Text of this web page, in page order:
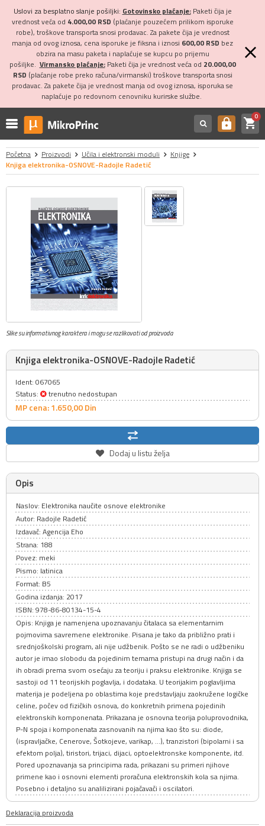
Uslovi za besplatno slanje pošiljki: Gotovinsko plaćanje:Paketi čija je
vrednost veća od 4.000,00 RSD (plaćanje pouzećem prilikom isporuke
robe), troškove transporta snosi prodavac. Za pakete čija je vrednost
manja od ovog iznosa, cena isporuke je fiksna i iznosi 600,00 RSD bez
obzira na masu paketa i naplaćuje se kupcu po prijemu
pošiljke. Virmansko plaćanje:Paketi čija je vrednost veća od 20.000,00
RSD (plaćanje robe preko računa/virmanski) troškove transporta snosi
prodavac. Za pakete čija je vrednost manja od ovog iznosa, isporuka se
naplaćuje po redovnom cenovniku kurirske službe.
https shopping_cart0
Početna Proizvodi Učila i elektronski moduli
Knjige
Knjiga elektronika-OSNOVE-Radojle Radetić
Slike su informativnog karaktera i mogu se razlikovati od proizvoda
Knjiga elektronika-OSNOVE-Radojle Radetić
Ident: 067065
Status:
trenutno nedostupan
MP cena: 1.650,00Din
Dodaj u listu želja
Opis
Naslov: Elektronika naučite osnove elektronike
Autor: Radojle Radetić
Izdavač: Agencija Eho
Strana: 188
Povez: meki
Pismo: latinica
Format: B5
Godina izdanja: 2017
ISBN: 978-86-80134-15-4
Opis: Knjiga je namenjena upoznavanju čitalaca sa elementarnim
pojmovima savremene elektronike. Pisana je tako da približno prati i
srednjoškolski program, ali nije udžbenik. Pošto se ne radi o udžbeniku
autor je imao slobodu da pojedinim temama pristupi na drugi način i da
ih obradi prema svom osećaju za teoriju i praksu elektronike. Knjiga se
sastoji od 11 teorijskih poglavlja, i dodataka. U teorijakim poglavljima
materija je podeljena po oblastima koje predstavljaju zaokružene logičke
celine, počev od fizičkih osnova, do konkretnih primena pojedinih
elektronskih komponenata. Prikazana je osnovna teorija poluprovodnika,
P-N spoja i komponenata zasnovanih na njima kao što su: diode,
(ispravljačke, Cenerove, Šotkojeve, varikap, …), tranzistori (bipolarni i sa
efektom polja), tiristori, trijaci, dijaci, optoelektronske komponente, itd.
Pored upoznavanja sa principima rada, prikazani su primeri njihove
primene kao i osnovni elementi proračuna elektronskih kola sa njima.
Posebno i detaljno su analilizirani pojačavači i oscilatori.
Deklaracija proizvoda